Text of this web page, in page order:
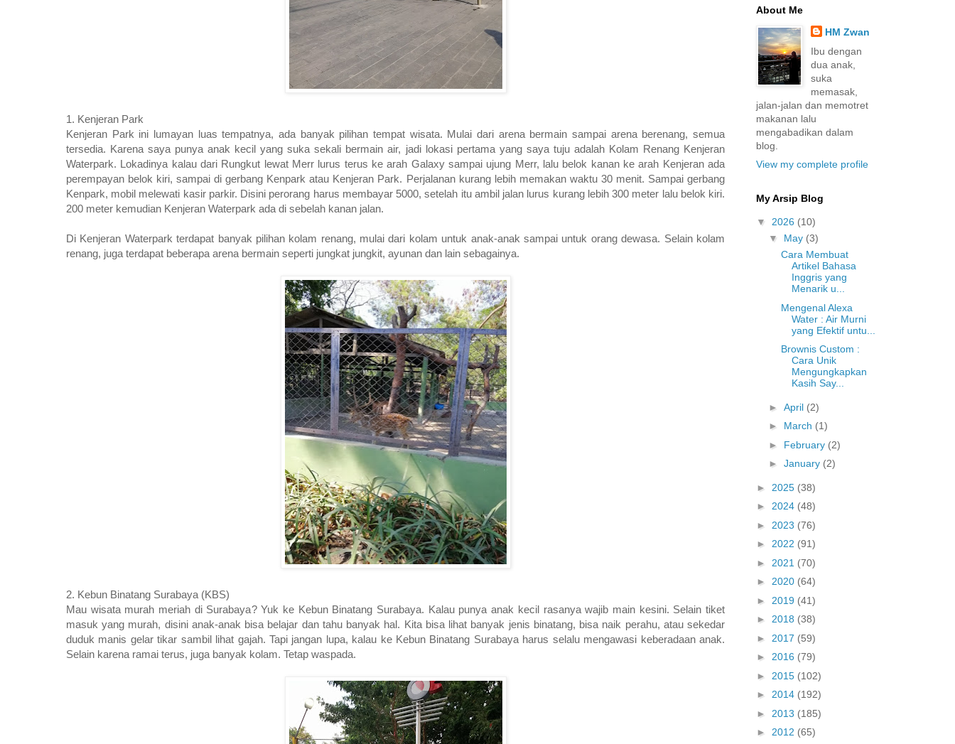
1. Kenjeran Park
Kenjeran Park ini lumayan luas tempatnya, ada banyak pilihan tempat wisata. Mulai dari arena bermain sampai arena berenang, semua
tersedia. Karena saya punya anak kecil yang suka sekali bermain air, jadi lokasi pertama yang saya tuju adalah Kolam Renang Kenjeran
Waterpark. Lokadinya kalau dari Rungkut lewat Merr lurus terus ke arah Galaxy sampai ujung Merr, lalu belok kanan ke arah Kenjeran ada
perempayan belok kiri, sampai di gerbang Kenpark atau Kenjeran Park. Perjalanan kurang lebih memakan waktu 30 menit. Sampai gerbang
Kenpark, mobil melewati kasir parkir. Disini perorang harus membayar 5000, setelah itu ambil jalan lurus kurang lebih 300 meter lalu belok kiri.
200 meter kemudian Kenjeran Waterpark ada di sebelah kanan jalan.
Di Kenjeran Waterpark terdapat banyak pilihan kolam renang, mulai dari kolam untuk anak-anak sampai untuk orang dewasa. Selain kolam
renang, juga terdapat beberapa arena bermain seperti jungkat jungkit, ayunan dan lain sebagainya.
2. Kebun Binatang Surabaya (KBS)
Mau wisata murah meriah di Surabaya? Yuk ke Kebun Binatang Surabaya. Kalau punya anak kecil rasanya wajib main kesini. Selain tiket
masuk yang murah, disini anak-anak bisa belajar dan tahu banyak hal. Kita bisa lihat banyak jenis binatang, bisa naik perahu, atau sekedar
duduk manis gelar tikar sambil lihat gajah. Tapi jangan lupa, kalau ke Kebun Binatang Surabaya harus selalu mengawasi keberadaan anak.
Selain karena ramai terus, juga banyak kolam. Tetap waspada.
About Me
HM Zwan
Ibu dengan
dua anak,
suka
memasak,
jalan-jalan dan memotret
makanan lalu
mengabadikan dalam
blog.
View my complete profile
My Arsip Blog
▼ 2026 (10)
▼ May (3)
Cara Membuat
Artikel Bahasa
Inggris yang
Menarik u...
Mengenal Alexa
Water : Air Murni
yang Efektif untu...
Brownis Custom :
Cara Unik
Mengungkapkan
Kasih Say...
► April (2)
► March (1)
► February (2)
► January (2)
► 2025 (38)
► 2024 (48)
► 2023 (76)
► 2022 (91)
► 2021 (70)
► 2020 (64)
► 2019 (41)
► 2018 (38)
► 2017 (59)
► 2016 (79)
► 2015 (102)
► 2014 (192)
► 2013 (185)
► 2012 (65)